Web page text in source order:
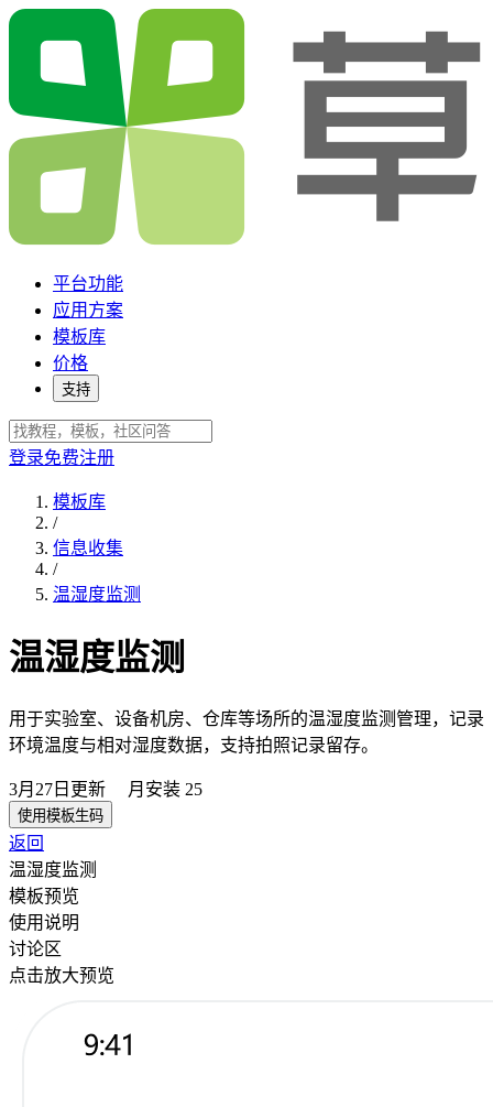
平台功能
应用方案
模板库
价格
支持
登录免费注册
模板库
/
信息收集
/
温湿度监测
温湿度监测
用于实验室、设备机房、仓库等场所的温湿度监测管理，记录
环境温度与相对湿度数据，支持拍照记录留存。
3月27日 更新 月安装 25
使用模板生码
返回
温湿度监测
模板预览
使用说明
讨论区
点击放大预览